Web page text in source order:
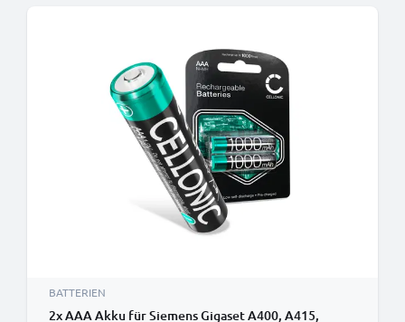
BATTERIEN
2x AAA Akku für Siemens Gigaset A400, A415,